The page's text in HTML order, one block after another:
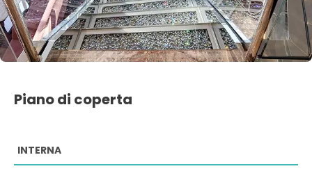
Piano di coperta
INTERNA